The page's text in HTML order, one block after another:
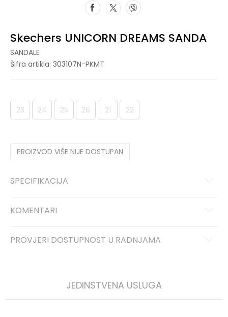
Skechers UNICORN DREAMS SANDA
SANDALE
Šifra artikla: 303107N-PKMT
23 24 25 26 21 22
PROIZVOD VIŠE NIJE DOSTUPAN
SPECIFIKACIJA
KOMENTARI
PROVJERI DOSTUPNOST U RADNJAMA
JEDINSTVENA USLUGA